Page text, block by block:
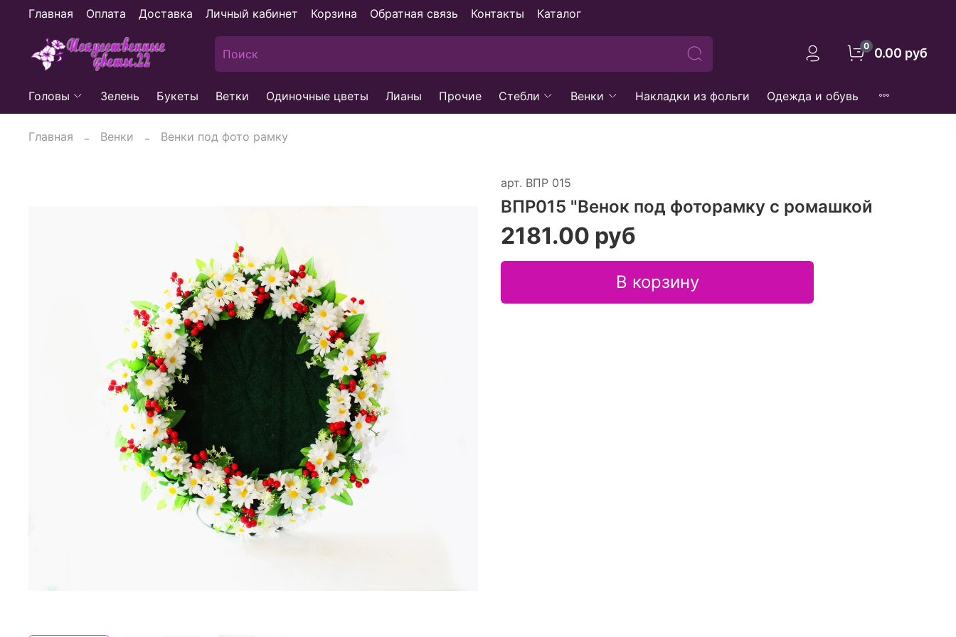
Главная Оплата Доставка Личный кабинет Корзина Обратная связь Контакты Каталог
0 0.00 руб
Головы Зелень Букеты Ветки Одиночные цветы Лианы Прочие Стебли Венки Накладки из фольги Одежда и обувь
Главная Венки Венки под фото рамку
арт. ВПР 015
ВПР015 "Венок под фоторамку с ромашкой
2181.00 руб
В корзину